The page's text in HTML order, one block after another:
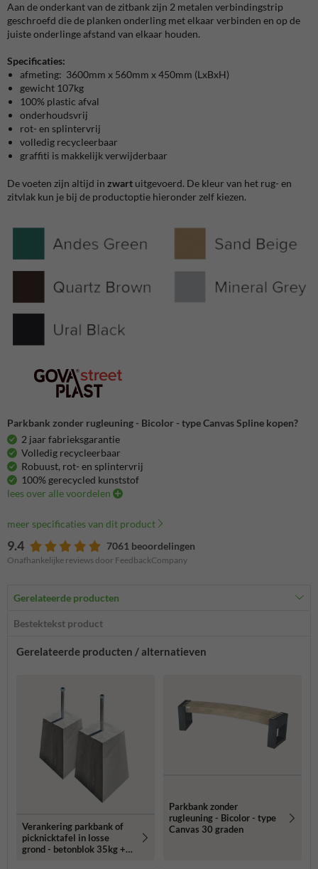
Aan de onderkant van de zitbank zijn 2 metalen verbindingstrip
geschroefd die de planken onderling met elkaar verbinden en op de
juiste onderlinge afstand van elkaar houden.
Specificaties:
afmeting: 3600mm x 560mm x 450mm (LxBxH)
gewicht 107kg
100% plastic afval
onderhoudsvrij
rot- en splintervrij
volledig recycleerbaar
graffiti is makkelijk verwijderbaar
De voeten zijn altijd in zwart uitgevoerd. De kleur van het rug- en
zitvlak kun je bij de productoptie hieronder zelf kiezen.
Parkbank zonder rugleuning - Bicolor - type Canvas Spline kopen?
2 jaar fabrieksgarantie
Volledig recycleerbaar
Robuust, rot- en splintervrij
100% gerecycled kunststof
lees over alle voordelen
meer specificaties van dit product
9.4 7061 beoordelingen
Onafhankelijke reviews door FeedbackCompany
Gerelateerde producten
Bestektekst product
Gerelateerde producten / alternatieven
Verankering parkbank of
picknicktafel in losse
grond - betonblok 35kg +
Parkbank zonder
rugleuning - Bicolor - type
Canvas 30 graden